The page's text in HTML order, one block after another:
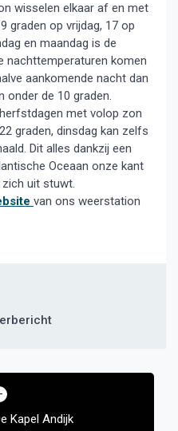
wisselen elkaar af en met
graden op vrijdag, 17 op
en maandag is de
nachttemperaturen komen
aankomende nacht dan
onder de 10 graden.
met volop zon
graden, dinsdag kan zelfs
Dit alles dankzij een
Oceaan onze kant
uit stuwt.
van ons weerstation
Kapel Andijk